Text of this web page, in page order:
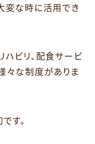
変な時に活用でき
ビリ、配食サービ
々な制度がありま
す。